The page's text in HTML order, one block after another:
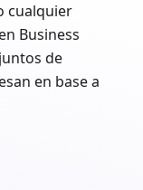
cualquier
Business
de
en base a